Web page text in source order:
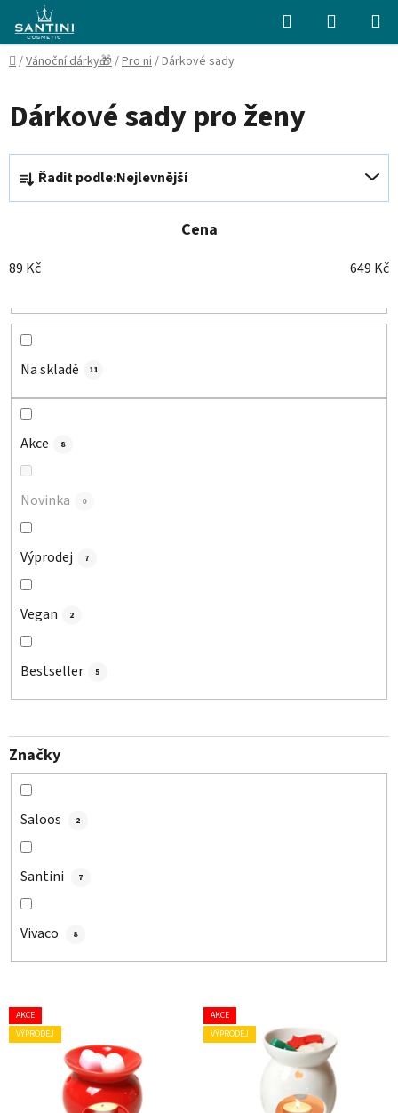
obsah
Hledat
KOŠÍK
Domů
/Vánoční dárky🎁/Pro ni/Dárkové sady
Dárkové sady pro ženy
Ř
z
n
í
p
r
u
Řadit podle:Nejlevnější
Cena
89 Kč 649 Kč
Na skladě 11
Akce 8
Novinka 0
Výprodej 7
Vegan 2
Bestseller 5
Značky
Saloos 2
Santini 7
Vivaco 8
V
ý
AKCE
VÝPRODEJ
AKCE
VÝPRODEJ